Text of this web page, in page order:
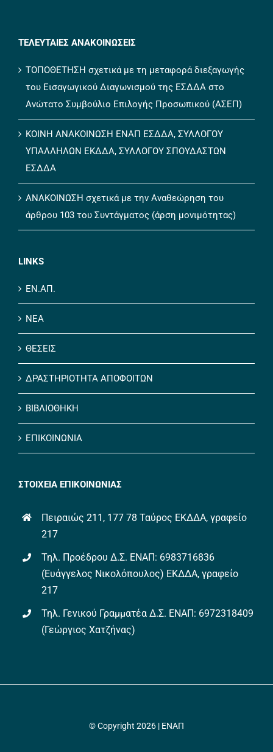
ΤΕΛΕΥΤΑΙΕΣ ΑΝΑΚΟΙΝΩΣΕΙΣ
ΤΟΠΟΘΕΤΗΣΗ σχετικά με τη μεταφορά διεξαγωγής
του Εισαγωγικού Διαγωνισμού της ΕΣΔΔΑ στο
Ανώτατο Συμβούλιο Επιλογής Προσωπικού (ΑΣΕΠ)
ΚΟΙΝΗ ΑΝΑΚΟΙΝΩΣΗ ΕΝΑΠ ΕΣΔΔΑ, ΣΥΛΛΟΓΟΥ
ΥΠΑΛΛΗΛΩΝ ΕΚΔΔΑ, ΣΥΛΛΟΓΟΥ ΣΠΟΥΔΑΣΤΩΝ
ΕΣΔΔΑ
ΑΝΑΚΟΙΝΩΣΗ σχετικά με την Αναθεώρηση του
άρθρου 103 του Συντάγματος (άρση μονιμότητας)
LINKS
ΕΝ.ΑΠ.
ΝΕΑ
ΘΕΣΕΙΣ
ΔΡΑΣΤΗΡΙΟΤΗΤΑ ΑΠΟΦΟΙΤΩΝ
ΒΙΒΛΙΟΘΗΚΗ
ΕΠΙΚΟΙΝΩΝΙΑ
ΣΤΟΙΧΕΙΑ ΕΠΙΚΟΙΝΩΝΙΑΣ
Πειραιώς 211, 177 78 Ταύρος ΕΚΔΔΑ, γραφείο
217
Τηλ. Προέδρου Δ.Σ. ΕΝΑΠ: 6983716836
(Ευάγγελος Νικολόπουλος) ΕΚΔΔΑ, γραφείο
217
Τηλ. Γενικού Γραμματέα Δ.Σ. ΕΝΑΠ: 6972318409
(Γεώργιος Χατζήνας)
© Copyright 2026 | ΕΝΑΠ